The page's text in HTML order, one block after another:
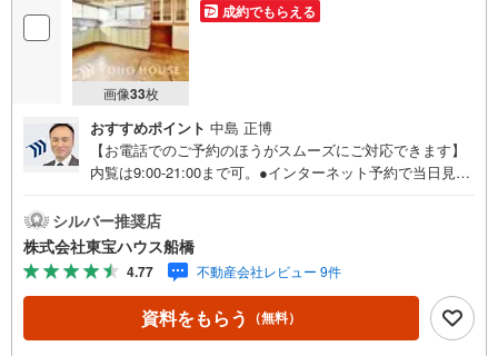
画像33枚
成約でもらえる
おすすめポイント 中島 正博
【お電話でのご予約のほうがスムーズにご対応できます】
内覧は9:00-21:00まで可。●インターネット予約で当日見学
（2）本日～4日以内をご希望の方は「ご要望・ご質問欄」
に希望日時をご記入ください！《物件の特徴》◆約200坪！
広大な敷地の古民家住宅！◆リノベーション、DIYにも最
適♪《東宝ハウス船橋のこだわり》スタッフ一同、すべて
のお客様に対して、自分の家族や仲の良い友人に対すると
きと同じ気持ちで接客させていただいています。お客様ひ
シルバー推奨店
株式会社東宝ハウス船橋
4.77 不動産会社レビュー 9件
資料をもらう （無料）